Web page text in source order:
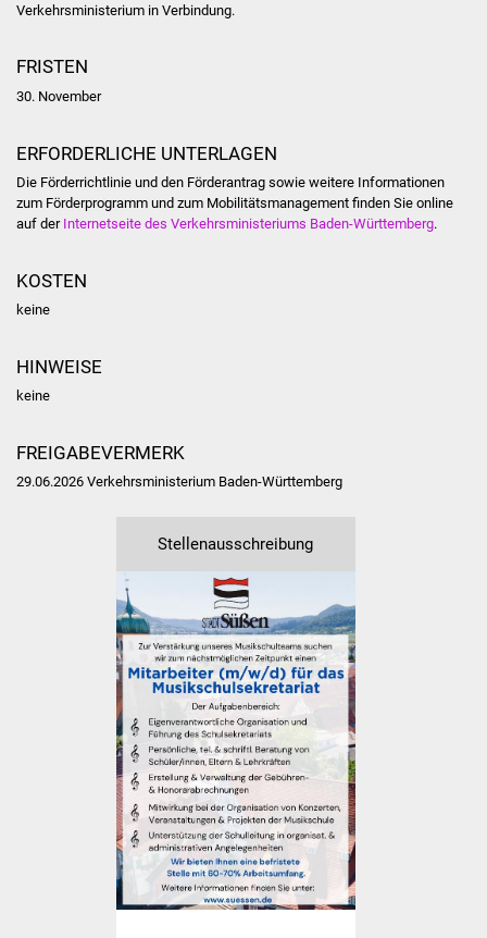
Lokale Agenda
Jugendhaus
Gesundheit und Notfall
Pflege von Angehörigen
Hitzewarnung / UV-
Index
ÖPNV
Bürgerbus (MOBS)
Abfall und Entsorgung
Verkehrsministerium in Verbindung.
FRISTEN
30. November
ERFORDERLICHE UNTERLAGEN
Die Förderrichtlinie und den Förderantrag sowie weitere Informationen
zum Förderprogramm und zum Mobilitätsmanagement finden Sie online
auf der Internetseite des Verkehrsministeriums Baden-Württemberg.
KOSTEN
keine
HINWEISE
keine
FREIGABEVERMERK
29.06.2026 Verkehrsministerium Baden-Württemberg
Stellenausschreibung